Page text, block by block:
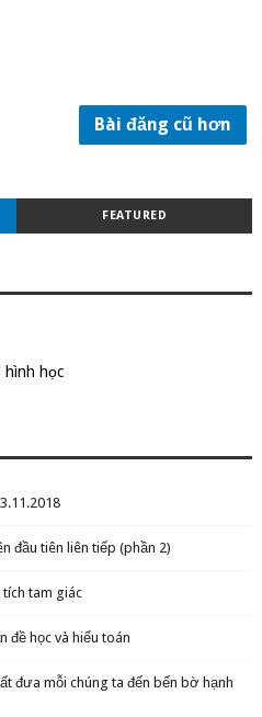
Bài đăng cũ hơn
FEATURED
hình học
đầu tiên liên tiếp (phần 2)
tam giác
đề học và hiểu toán
đưa mỗi chúng ta đến bến bờ hạnh